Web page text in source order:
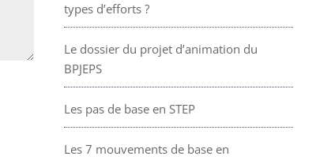
types d’efforts ?
Le dossier du projet d’animation du
BPJEPS
Les pas de base en STEP
Les 7 mouvements de base en